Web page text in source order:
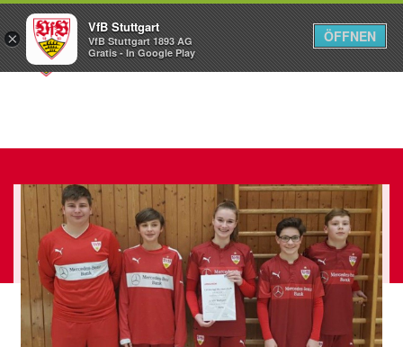
Menü
×
VfB Stuttgart
VfB Stuttgart 1893 AG
Gratis - In Google Play
ÖFFNEN